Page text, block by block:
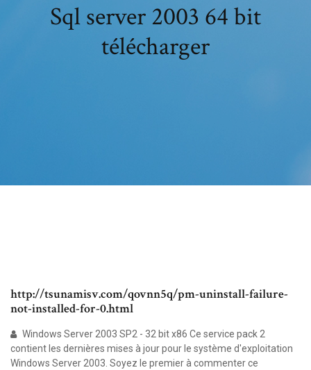
Sql server 2003 64 bit
télécharger
http://tsunamisv.com/qovnn5q/pm-uninstall-failure-
not-installed-for-0.html
Windows Server 2003 SP2 - 32 bit x86 Ce service pack 2
contient les dernières mises à jour pour le système d'exploitation
Windows Server 2003. Soyez le premier à commenter ce